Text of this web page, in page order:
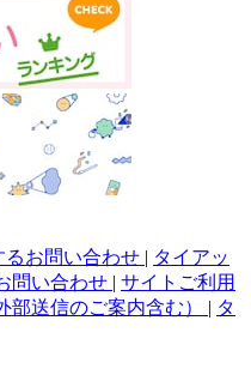
るお問い合わせ | タイアッ
問い合わせ | サイトご利用
部送信のご案内含む） | タ